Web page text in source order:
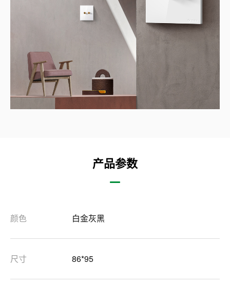
产品参数
颜色 白金灰黑
尺寸 86*95